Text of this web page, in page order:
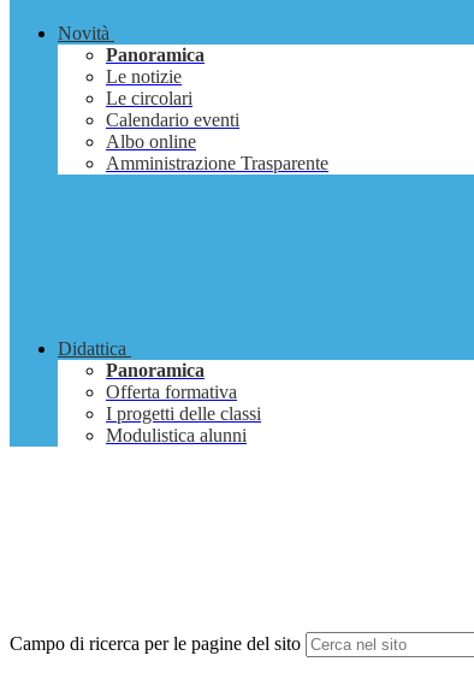
Novità
Panoramica
Le notizie
Le circolari
Calendario eventi
Albo online
Amministrazione Trasparente
Didattica
Panoramica
Offerta formativa
I progetti delle classi
Modulistica alunni
Campo di ricerca per le pagine del sito